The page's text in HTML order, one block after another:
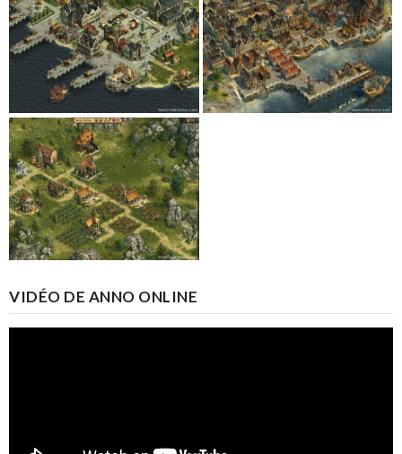
VIDÉO DE ANNO ONLINE